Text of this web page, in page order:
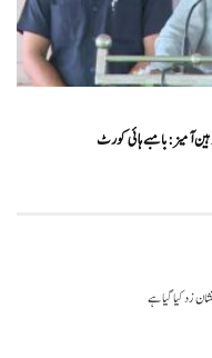
آمیز:بامبے ہائی کورٹ
زد کیا گیا ہے